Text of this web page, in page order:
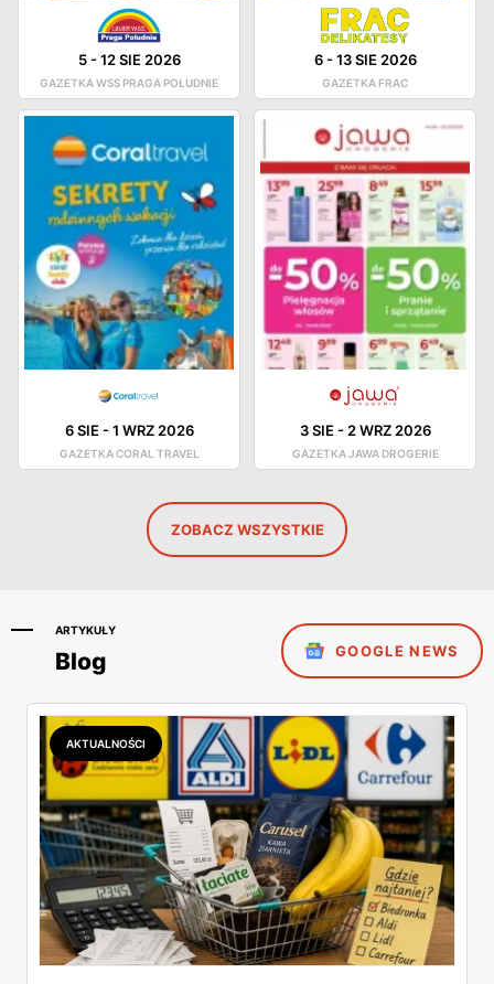
5-12 SIE 2026
GAZETKA WSS PRAGA POŁUDNIE
6-13 SIE 2026
GAZETKA FRAC
6 SIE -1 WRZ 2026
GAZETKA CORAL TRAVEL
3 SIE - 2 WRZ 2026
GAZETKA JAWA DROGERIE
ZOBACZ WSZYSTKIE
ARTYKUŁY
Blog GOOGLE NEWS
AKTUALNOŚCI